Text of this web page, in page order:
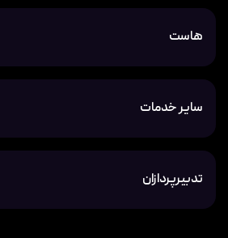
هاست
سایر خدمات
تدبیرپردازان